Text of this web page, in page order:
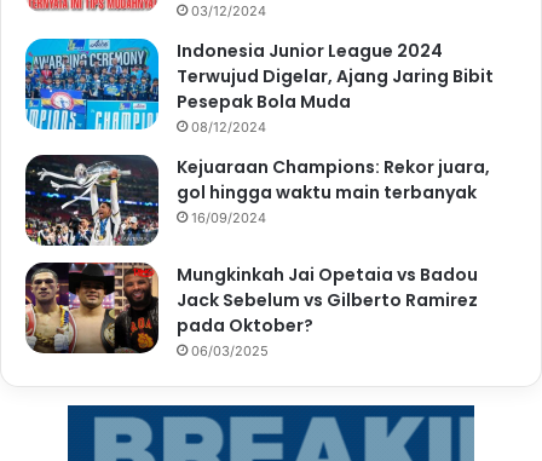
03/12/2024
Indonesia Junior League 2024
Terwujud Digelar, Ajang Jaring Bibit
Pesepak Bola Muda
08/12/2024
Kejuaraan Champions: Rekor juara,
gol hingga waktu main terbanyak
16/09/2024
Mungkinkah Jai Opetaia vs Badou
Jack Sebelum vs Gilberto Ramirez
pada Oktober?
06/03/2025